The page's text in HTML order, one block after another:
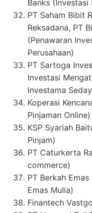
Banks
PT Saham Bibit
Reksadana, PT
(Penawaran
Perusahaan)
PT Sartoga
Investasi
Investama
Koperasi
Pinjaman Online)
KSP Syariah
Pinjam)
PT Caturkerta
commerce)
PT Berkah
Emas Mulia)
Finantech